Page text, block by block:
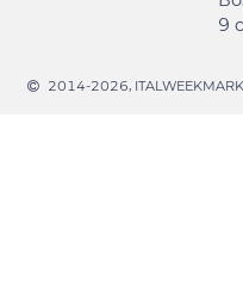
9
2014-2026,